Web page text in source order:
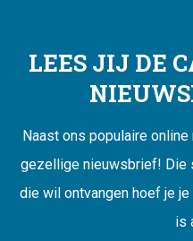
LEES JIJ DE
Naast ons populaire
gezellige nieuwsbrief! Die
die wil ontvangen hoef je
is